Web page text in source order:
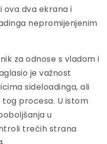
ova dva ekrana i
nepromijenjenim
za odnose s vladom i
je važnost
sideloadinga, ali
procesa. U istom
u
trećih strana